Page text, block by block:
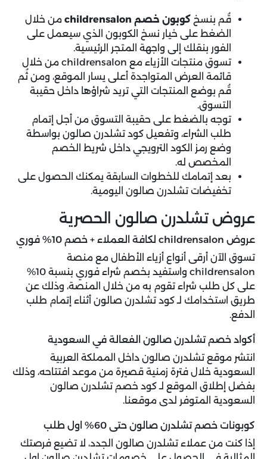
قُم بنسخ كوبون خصم childrensalon
من خلال
الضغط على خيار نسخ الكوبون الذي سيعمل على
الفور بنقلك إلى واجهة المتجر الرئيسية.
تسوق منتجات الأزياء مع childrensalon من خلال
قائمة العرض المتواجدة أعلى يسار الموقع، ومن ثُم
قُم بوضع المنتجات التي تريد شراؤها داخل حقيبة
التسوق.
توجه بالضغط على حقيبة التسوق من أجل إتمام
طلب الشراء، وتفعيل كود تشلدرن صالون بواسطة
وضع رمز الكود الترويجي داخل شريط الخصم
المخصص له.
بعد إتمامك للخطوات السابقة يمكنك الحصول على
تخفيضات تشلدرن صالون اليومية.
عروض تشلدرن صالون الحصرية
عروض childrensalon لكافة العملاء + خصم 10% فوري
تسوق الآن أرقى أنواع أزياء الأطفال مع منصة
childrensalon واستفيد بخصم شراء فوري بنسبة 10%
على كل طلب شراء تقوم به من خلال المنصة، وذلك عن
طريق استخدامك لـ كود تشلدرن صالون أثناء إتمام طلب
الدفع.
أكواد خصم تشلدرن صالون الفعالة في السعودية
انتشر موقع تشلدرن صالون داخل المملكة العربية
السعودية خلال فترة زمنية قصيرة من موعد افتتاحه، وذلك
بفضل إطلاق الموقع لـ كود خصم تشلدرن صالون
السعودية المتوفر لدى موقعنا.
كوبونات خصم تشلدرن صالون حتى 60% اول طلب
إذا كنت من عملاء تشلدرن صالون الجدد، لا تضيع فرصتك